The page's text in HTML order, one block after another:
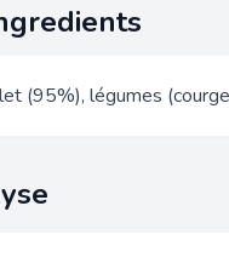
(95%), légumes